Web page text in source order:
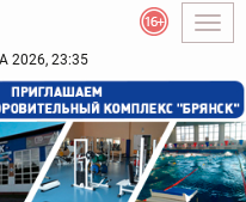
2026, 23:35